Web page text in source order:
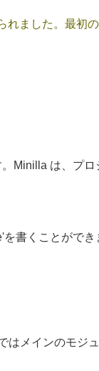
ました。最初の
Minilla は、プ
書くことができ
メインのモジュ